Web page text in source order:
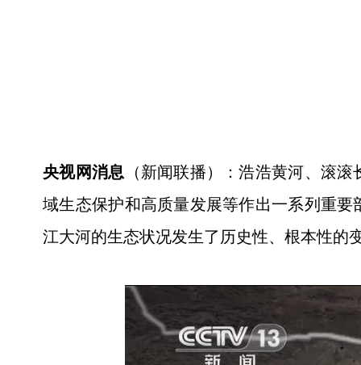
央视网消息 （新闻联播）：浩浩黄河、滚
域生态保护和高质量发展等作出一系列重
江大河的生态状况发生了历史性、根本性的